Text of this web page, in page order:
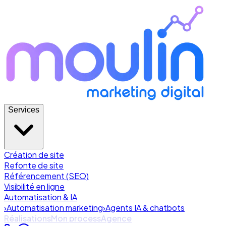
Services
Création de site
Refonte de site
Référencement (SEO)
Visibilité en ligne
Automatisation & IA
›Automatisation marketing›Agents IA & chatbots
RéalisationsMon processAgence